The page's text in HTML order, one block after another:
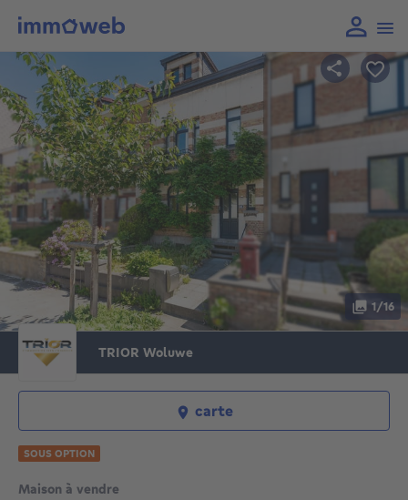
Maison à vendre
TRIOR Woluwe
1/16
carte
SOUS OPTION